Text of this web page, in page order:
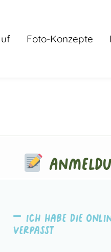
Foto-Konzepte
Ich habe die
verpasst